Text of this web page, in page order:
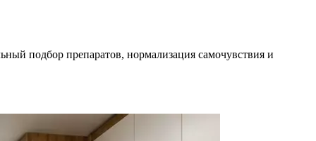
подбор препаратов, нормализация самочувствия и